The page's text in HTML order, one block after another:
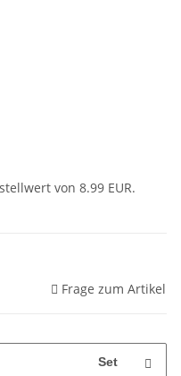
von 8.99 EUR.
Frage zum Artikel
Set